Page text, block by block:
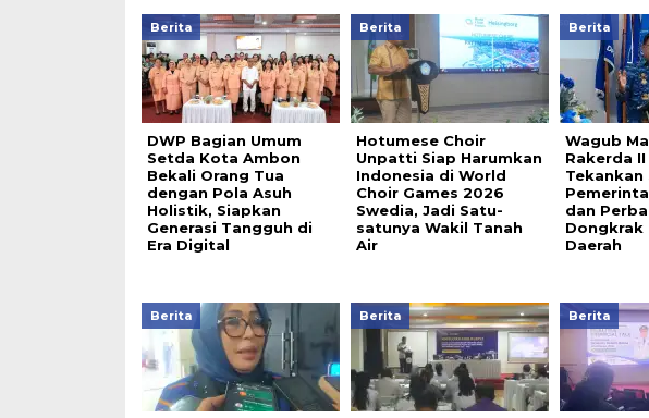
Berita
DWP Bagian Umum
Setda Kota Ambon
Bekali Orang Tua
dengan Pola Asuh
Holistik, Siapkan
Generasi Tangguh di
Era Digital
Berita
Hotumese Choir
Unpatti Siap Harumkan
Indonesia di World
Choir Games 2026
Swedia, Jadi Satu-
satunya Wakil Tanah
Air
Berita
Wagub
Rakerda II
Tekankan
dan
Dongkrak
Daerah
Berita Berita Berita